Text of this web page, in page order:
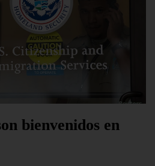
bienvenidos en